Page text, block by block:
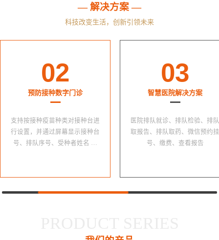
— 解决方案 —
科技改变生活，创新引领未来
02
预防接种数字门诊
支持按接种疫苗种类对接种台进
行设置，并通过屏幕显示接种台
号、排队序号、受种者姓名 …
03
智慧医院解决方案
医院排队就诊、排队检验、排队
取报告、排队取药、微信预约挂
号、缴费、查看报告